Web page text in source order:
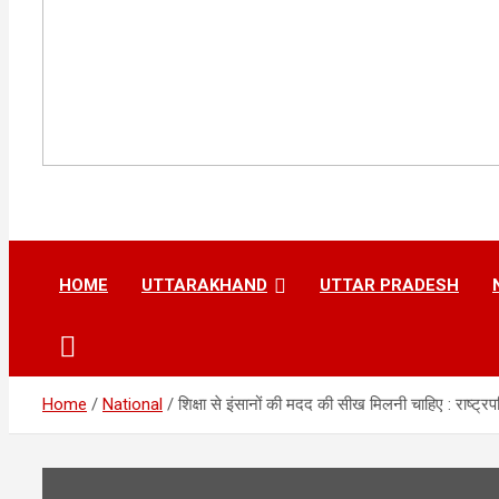
HOME UTTARAKHAND UTTAR PRADESH
Home National शिक्षा से इंसानों की मदद की सीख मिलनी चाहिए :